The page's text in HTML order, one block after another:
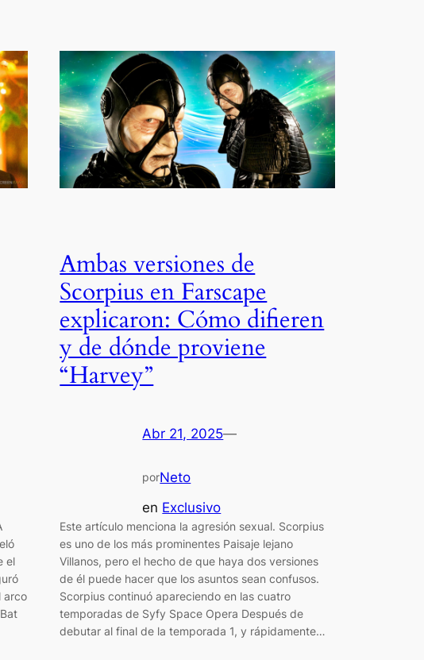
el
arco
Ambas versiones de
Scorpius en Farscape
explicaron: Cómo difieren
y de dónde proviene
“Harvey”
Abr 21, 2025—
porNeto
en Exclusivo
Este artículo menciona la agresión sexual. Scorpius
es uno de los más prominentes Paisaje lejano
Villanos, pero el hecho de que haya dos versiones
de él puede hacer que los asuntos sean confusos.
Scorpius continuó apareciendo en las cuatro
temporadas de Syfy Space Opera Después de
debutar al final de la temporada 1, y rápidamente…